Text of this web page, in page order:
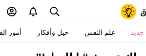
جديد علم النفس حيل وأفكار أمور